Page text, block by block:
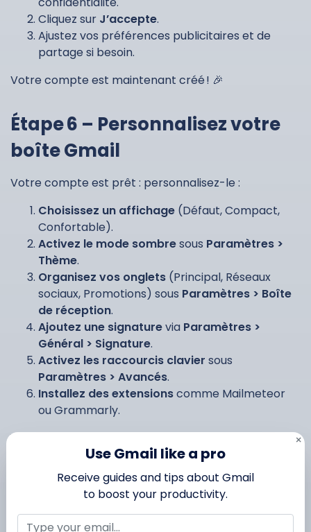
Cliquez sur J’accepte.
Ajustez vos préférences publicitaires et de
partage si besoin.
Votre compte est maintenant créé ! 🎉
Étape 6 – Personnalisez votre
boîte Gmail
Votre compte est prêt : personnalisez-le :
Choisissez un affichage (Défaut, Compact,
Confortable).
Activez le mode sombresous Paramètres >
Thème.
Organisez vos onglets (Principal, Réseaux
sociaux, Promotions) sous Paramètres > Boîte
de réception.
Ajoutez une signaturevia Paramètres >
Général > Signature.
Activez les raccourcis clavier sous
Paramètres > Avancés.
Installez des extensionscomme Mailmeteor
ou Grammarly.
Votre Gmail est prêt à l’emploi ! 🚀
Comment se connecter à
votre nouveau compte
Use Gmail like a pro
Receive guides and tips about Gmail
to boost your productivity.
×